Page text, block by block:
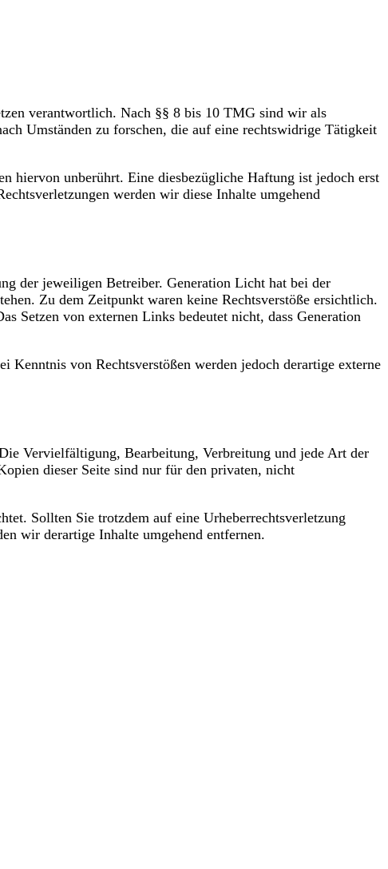
verantwortlich. Nach §§ 8 bis 10 TMG sind wir als
Umständen zu forschen, die auf eine rechtswidrige Tätigkeit
hiervon unberührt. Eine diesbezügliche Haftung ist jedoch erst
werden wir diese Inhalte umgehend
der jeweiligen Betreiber. Generation Licht hat bei der
Zu dem Zeitpunkt waren keine Rechtsverstöße ersichtlich.
Setzen von externen Links bedeutet nicht, dass Generation
von Rechtsverstößen werden jedoch derartige externe
Vervielfältigung, Bearbeitung, Verbreitung und jede Art der
dieser Seite sind nur für den privaten, nicht
Sollten Sie trotzdem auf eine Urheberrechtsverletzung
wir derartige Inhalte umgehend entfernen.